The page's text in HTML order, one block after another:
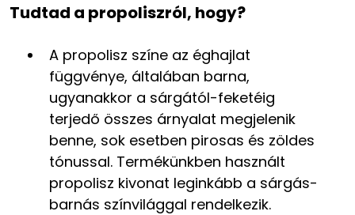
Tudtad a propoliszról, hogy?
A propolisz színe az éghajlat
függvénye, általában barna,
ugyanakkor a sárgától-feketéig
terjedő összes árnyalat megjelenik
benne, sok esetben pirosas és zöldes
tónussal. Termékünkben használt
propolisz kivonat leginkább a sárgás-
barnás színvilággal rendelkezik.